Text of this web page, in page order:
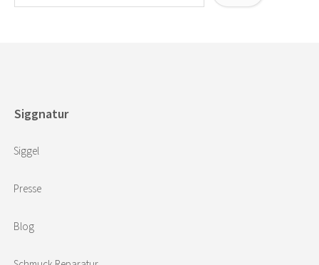
Siggnatur
Siggel
Presse
Blog